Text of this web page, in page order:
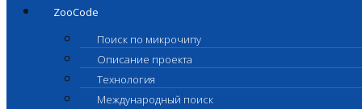
ZooCode
Поиск по микрочипу
Описание проекта
Технология
Международный поиск